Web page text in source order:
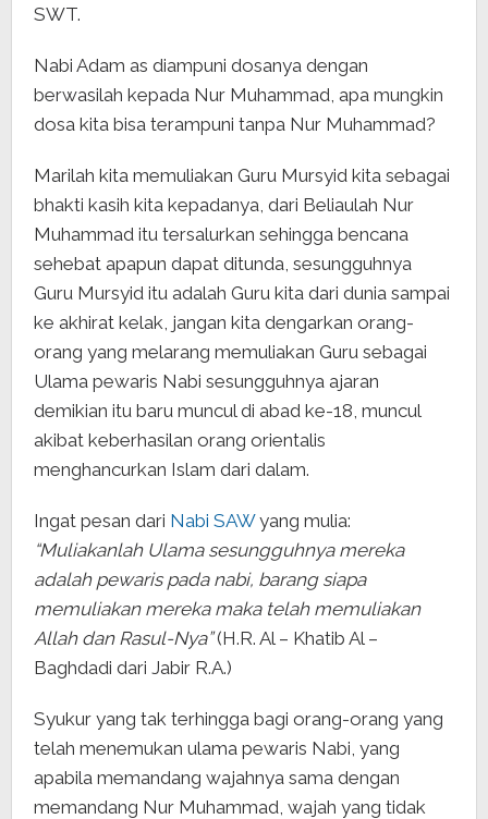
SWT.
Nabi Adam as diampuni dosanya dengan
berwasilah kepada Nur Muhammad, apa mungkin
dosa kita bisa terampuni tanpa Nur Muhammad?
Marilah kita memuliakan Guru Mursyid kita sebagai
bhakti kasih kita kepadanya, dari Beliaulah Nur
Muhammad itu tersalurkan sehingga bencana
sehebat apapun dapat ditunda, sesungguhnya
Guru Mursyid itu adalah Guru kita dari dunia sampai
ke akhirat kelak, jangan kita dengarkan orang-
orang yang melarang memuliakan Guru sebagai
Ulama pewaris Nabi sesungguhnya ajaran
demikian itu baru muncul di abad ke-18, muncul
akibat keberhasilan orang orientalis
menghancurkan Islam dari dalam.
Ingat pesan dari Nabi SAWyang mulia:
“Muliakanlah Ulama sesungguhnya mereka
adalah pewaris pada nabi, barang siapa
memuliakan mereka maka telah memuliakan
Allah dan Rasul-Nya”(H.R. Al – Khatib Al –
Baghdadi dari Jabir R.A.)
Syukur yang tak terhingga bagi orang-orang yang
telah menemukan ulama pewaris Nabi, yang
apabila memandang wajahnya sama dengan
memandang Nur Muhammad, wajah yang tidak